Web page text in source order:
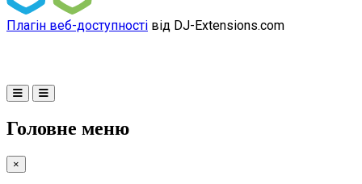
Плагін веб-доступності від DJ-Extensions.com
Головне меню
×